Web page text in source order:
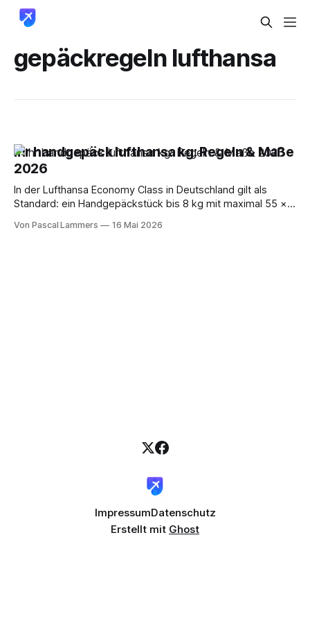
gepäckregeln lufthansa
Ihr handgepäck lufthansa kg: Regeln & Maße
2026
In der Lufthansa Economy Class in Deutschland gilt als
Standard: ein Handgepäckstück bis 8 kg mit maximal 55 ×
nur die Basis, denn je nach Reiseklasse, Route und
Von Pascal Lammers 16 Mai 2026
ImpressumDatenschutz
Erstellt mit Ghost